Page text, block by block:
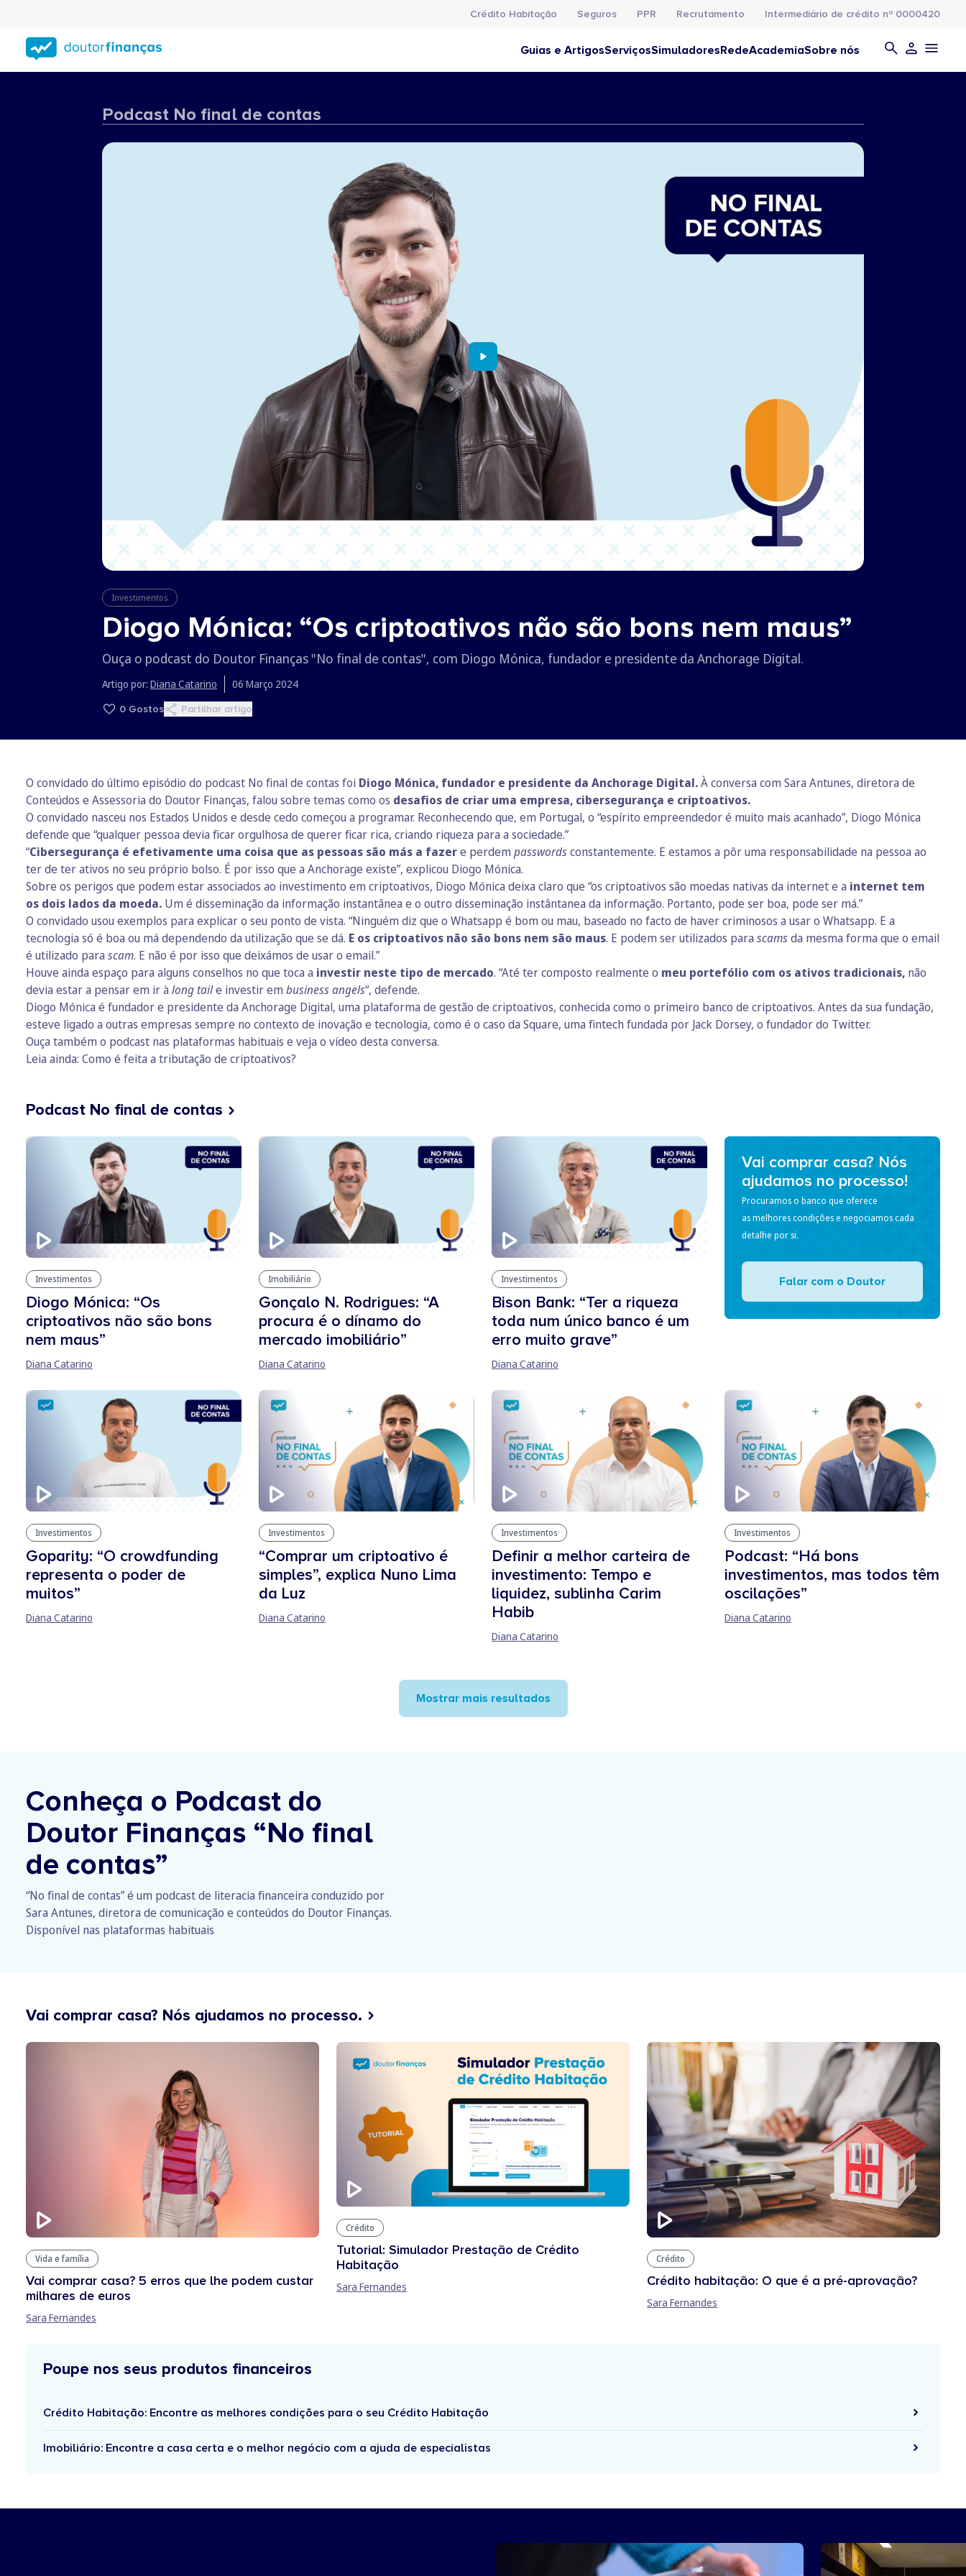
conteúdo
principal
Crédito Habitação Seguros PPR Recrutamento Intermediário de crédito nº 0000420
Guias e ArtigosServiçosSimuladoresRedeAcademiaSobre nós
Podcast No final de contas
Investimentos
Diogo Mónica: “Os criptoativos não são bons nem maus”
Ouça o podcast do Doutor Finanças "No final de contas", com Diogo Mónica, fundador e presidente da Anchorage Digital.
Artigo por: Diana Catarino 06 Março 2024
0 Gostos Partilhar artigo
O convidado do último episódio do podcast No final de contas foi Diogo Mónica, fundador e presidente da Anchorage Digital.À conversa com Sara Antunes, diretora de
Conteúdos e Assessoria do Doutor Finanças, falou sobre temas como os desafios de criar uma empresa, cibersegurança e criptoativos.
O convidado nasceu nos Estados Unidos e desde cedo começou a programar. Reconhecendo que, em Portugal, o “espírito empreendedor é muito mais acanhado”, Diogo Mónica
defende que “qualquer pessoa devia ficar orgulhosa de querer ficar rica, criando riqueza para a sociedade.”
“Cibersegurança é efetivamente uma coisa que as pessoas são más a fazere perdem passwordsconstantemente. E estamos a pôr uma responsabilidade na pessoa ao
ter de ter ativos no seu próprio bolso. É por isso que a Anchorage existe”, explicou Diogo Mónica.
Sobre os perigos que podem estar associados ao investimento em criptoativos, Diogo Mónica deixa claro que “os criptoativos são moedas nativas da internet e a internet tem
os dois lados da moeda. Um é disseminação da informação instantânea e o outro disseminação instântanea da informação. Portanto, pode ser boa, pode ser má.”
O convidado usou exemplos para explicar o seu ponto de vista. “Ninguém diz que o Whatsapp é bom ou mau, baseado no facto de haver criminosos a usar o Whatsapp. E a
tecnologia só é boa ou má dependendo da utilização que se dá. E os criptoativos não são bons nem são maus. E podem ser utilizados para scamsda mesma forma que o email
é utilizado para scam. E não é por isso que deixámos de usar o email.”
Houve ainda espaço para alguns conselhos no que toca a investir neste tipo de mercado. “Até ter composto realmente o meu portefólio com os ativos tradicionais, não
devia estar a pensar em ir à long taile investir em business angels“, defende.
Diogo Mónica é fundador e presidente da Anchorage Digital, uma plataforma de gestão de criptoativos, conhecida como o primeiro banco de criptoativos. Antes da sua fundação,
esteve ligado a outras empresas sempre no contexto de inovação e tecnologia, como é o caso da Square, uma fintech fundada por Jack Dorsey, o fundador do Twitter.
Ouça também o podcast nas plataformas habituais e veja o vídeo desta conversa.
Leia ainda: Como é feita a tributação de criptoativos?
Podcast No final de contas
Investimentos
Diogo Mónica: “Os
criptoativos não são bons
nem maus”
Diana Catarino
Imobiliário
Gonçalo N. Rodrigues: “A
procura é o dínamo do
mercado imobiliário”
Diana Catarino
Investimentos
Bison Bank: “Ter a riqueza
toda num único banco é um
erro muito grave”
Diana Catarino
Vai comprar casa? Nós
ajudamos no processo!
Procuramos o banco que oferece
as melhores condições e negociamos cada
detalhe por si.
Falar com o Doutor
Investimentos
Goparity: “O crowdfunding
representa o poder de
muitos”
Diana Catarino
Investimentos
“Comprar um criptoativo é
simples”, explica Nuno Lima
da Luz
Diana Catarino
Investimentos
Definir a melhor carteira de
investimento: Tempo e
liquidez, sublinha Carim
Habib
Diana Catarino
Investimentos
Podcast: “Há bons
investimentos, mas todos têm
oscilações”
Diana Catarino
Mostrar mais resultados
Conheça o Podcast do
Doutor Finanças “No final
de contas”
“No final de contas” é um podcast de literacia financeira conduzido por
Sara Antunes, diretora de comunicação e conteúdos do Doutor Finanças.
Disponível nas plataformas habituais
Vai comprar casa? Nós ajudamos no processo.
Vida e família
Vai comprar casa? 5 erros que lhe podem custar
milhares de euros
Sara Fernandes
Crédito
Tutorial: Simulador Prestação de Crédito
Habitação
Sara Fernandes
Crédito
Crédito habitação: O que é a pré-aprovação?
Sara Fernandes
Poupe nos seus produtos financeiros
Crédito Habitação: Encontre as melhores condições para o seu Crédito Habitação
Imobiliário: Encontre a casa certa e o melhor negócio com a ajuda de especialistas